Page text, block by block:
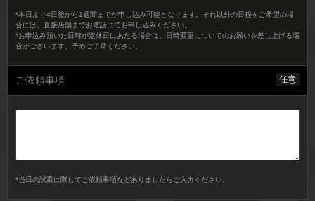
*本日より4日後から1週間までが申し込み可能となります。それ以外の日程をご希望の場
合には、直接店舗までお電話にてお申し込みください。
*お申込み頂いた日時が定休日にあたる場合は、日時変更についてのお願いを差し上げる場
合がございます。予めご了承ください。
ご依頼事項 任意
*当日の試乗に際してご依頼事項などありましたらご入力ください。